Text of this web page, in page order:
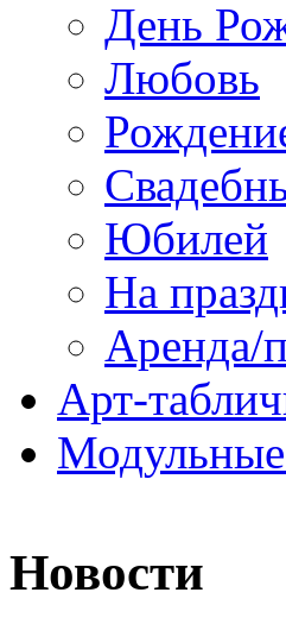
День
Любовь
Юбилей
На
Аренда/
Арт-
Новости